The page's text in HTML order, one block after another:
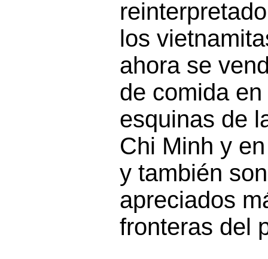
los
ahora se
de comida
esquinas de
Chi Minh y
y también
apreciados
fronteras del